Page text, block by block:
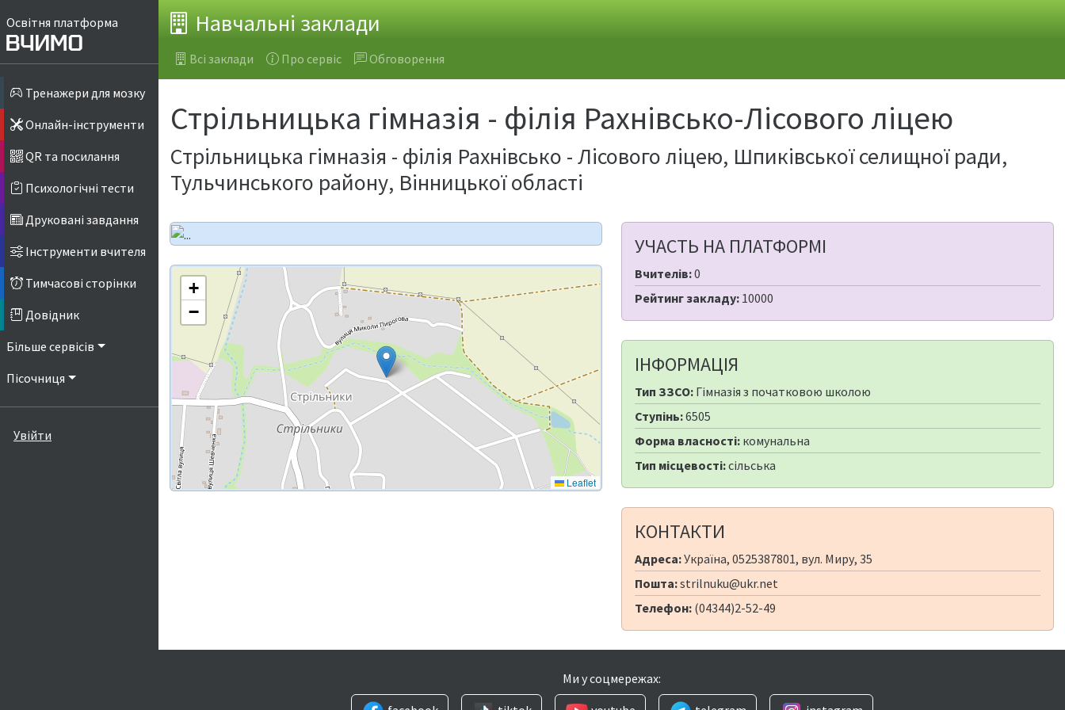
Освітня платформа
Тренажери для мозку
Онлайн-інструменти
QR та посилання
Психологічні тести
Друковані завдання
Інструменти вчителя
Тимчасові сторінки
Довідник
Більше сервісів
Пісочниця
Увійти
Навчальні заклади
Всі заклади Про сервіс Обговорення
Стрільницька гімназія - філія Рахнівсько-Лісового ліцею
Стрільницька гімназія - філія Рахнівсько - Лісового ліцею, Шпиківської селищної ради,
Тульчинського району, Вінницької області
+
−
Leaflet
УЧАСТЬ НА ПЛАТФОРМІ
Вчителів:0
Рейтинг закладу: 10000
ІНФОРМАЦІЯ
Тип ЗЗСО: Гімназія з початковою школою
Ступінь:6505
Форма власності: комунальна
Тип місцевості:сільська
КОНТАКТИ
Адреса:Україна, 0525387801, вул. Миру, 35
Пошта:strilnuku@ukr.net
Телефон: (04344)2-52-49
Ми у соцмережах: